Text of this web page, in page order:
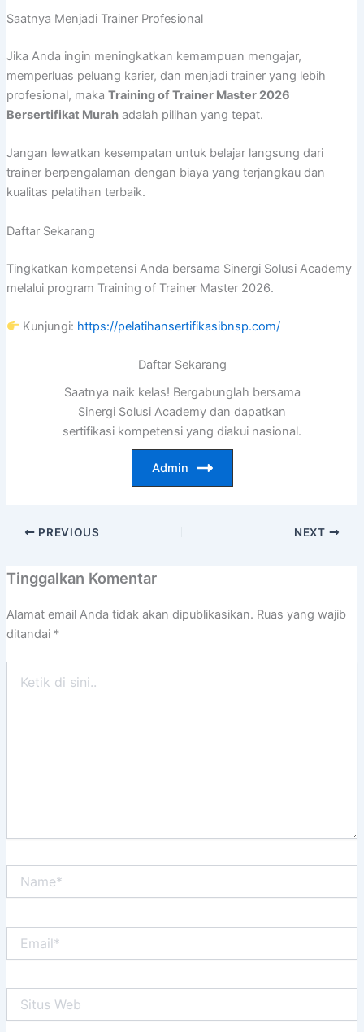
Saatnya Menjadi Trainer Profesional
Jika Anda ingin meningkatkan kemampuan mengajar,
memperluas peluang karier, dan menjadi trainer yang lebih
profesional, maka Training of Trainer Master 2026
Bersertifikat Murahadalah pilihan yang tepat.
Jangan lewatkan kesempatan untuk belajar langsung dari
trainer berpengalaman dengan biaya yang terjangkau dan
kualitas pelatihan terbaik.
Daftar Sekarang
Tingkatkan kompetensi Anda bersama Sinergi Solusi Academy
melalui program Training of Trainer Master 2026.
Kunjungi: https://pelatihansertifikasibnsp.com/
Daftar Sekarang
Saatnya naik kelas! Bergabunglah bersama
Sinergi Solusi Academy dan dapatkan
sertifikasi kompetensi yang diakui nasional.
Admin
PREVIOUS NEXT
Tinggalkan Komentar
Alamat email Anda tidak akan dipublikasikan. Ruas yang wajib
ditandai *
Web